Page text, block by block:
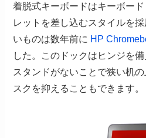
着脱式キーボードはキーボー
レットを差し込むスタイルを
いものは数年前に HP
した。このドックはヒンジを
スタンドがないことで狭い机
スクを抑えることもできます。